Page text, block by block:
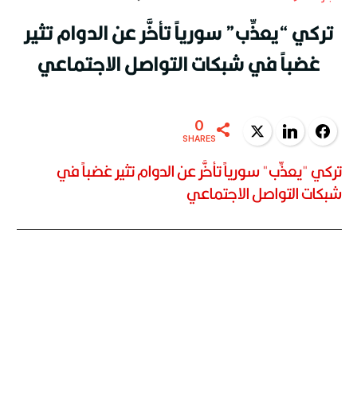
تركي “يعذِّب” سورياً تأخَّر عن الدوام تثير
غضباً في شبكات التواصل الاجتماعي
Facebook
LinkedIn
Twitter
0
SHARES
تركي "يعذِّب" سورياً تأخَّر عن الدوام تثير غضباً في
شبكات التواصل الاجتماعي